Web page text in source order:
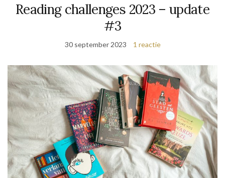
Reading challenges 2023 – update
#3
30 september 2023 1 reactie